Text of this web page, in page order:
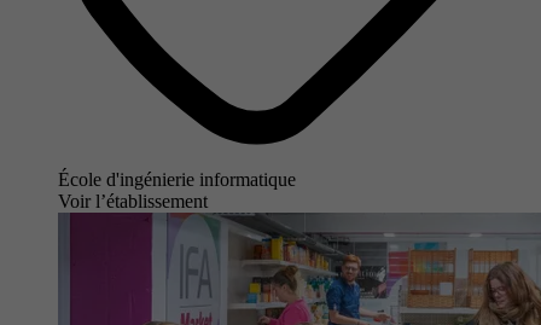
École d'ingénierie informatique
Voir l’établissement